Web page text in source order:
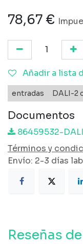
78,67 €
Añadir a lista
entradas DALI-2
Documentos
86459532-
Términos y
Envío: 2-3 días
Reseñas